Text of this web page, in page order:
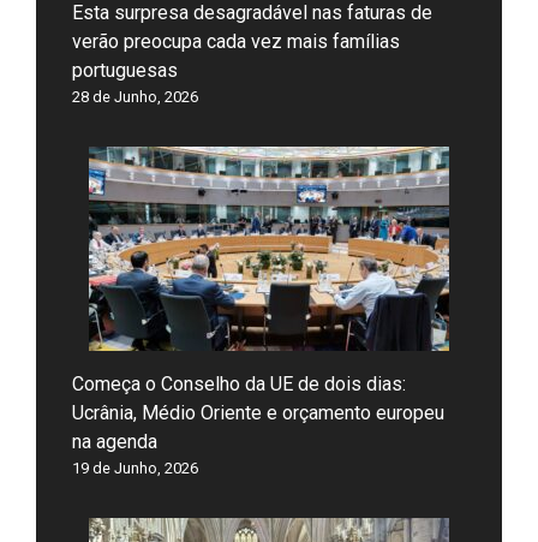
Esta surpresa desagradável nas faturas de
verão preocupa cada vez mais famílias
portuguesas
28 de Junho, 2026
Começa o Conselho da UE de dois dias:
Ucrânia, Médio Oriente e orçamento europeu
na agenda
19 de Junho, 2026